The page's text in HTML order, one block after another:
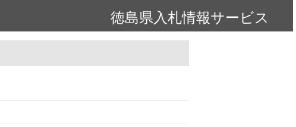
徳島県入札情報サービス